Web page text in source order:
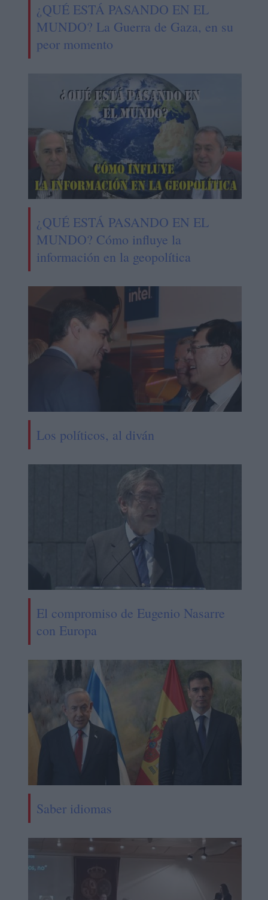
¿QUÉ ESTÁ PASANDO EN EL
MUNDO? La Guerra de Gaza, en su
peor momento
¿QUÉ ESTÁ PASANDO EN EL
MUNDO? Cómo influye la
información en la geopolítica
Los políticos, al diván
El compromiso de Eugenio Nasarre
con Europa
Saber idiomas